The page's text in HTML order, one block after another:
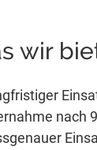
wir
nach